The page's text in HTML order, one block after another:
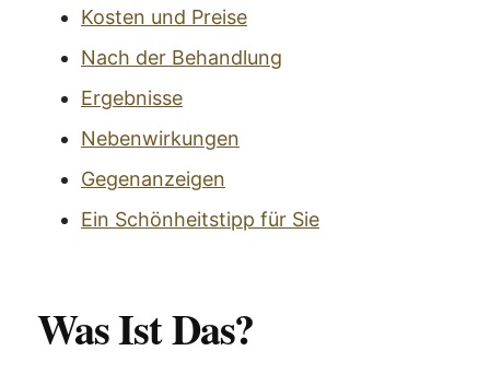
Kosten und Preise
Nach der Behandlung
Ergebnisse
Nebenwirkungen
Gegenanzeigen
Ein Schönheitstipp für Sie
Was Ist Das?